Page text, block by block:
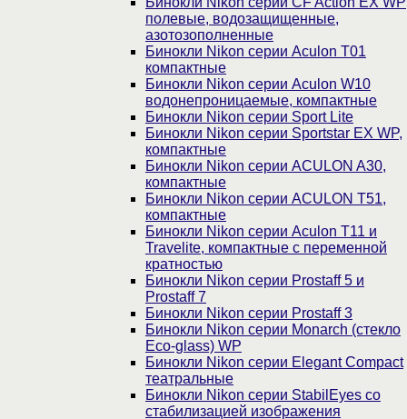
полевые, водозащищенные,
азотозополненные
Бинокли Nikon серии Aculon T01
компактные
Бинокли Nikon серии Aculon W10
водонепроницаемые, компактные
Бинокли Nikon серии Sport Lite
Бинокли Nikon серии Sportstar EX WP,
компактные
Бинокли Nikon серии ACULON A30,
компактные
Бинокли Nikon серии ACULON Т51,
компактные
Бинокли Nikon серии Aculon T11 и
Travelite, компактные с переменной
кратностью
Бинокли Nikon серии Prostaff 5 и
Prostaff 7
Бинокли Nikon серии Prostaff 3
Бинокли Nikon серии Monarch (стекло
Eco-glass) WP
Бинокли Nikon серии Elegant Compact
театральные
Бинокли Nikon серии StabilEyes со
стабилизацией изображения